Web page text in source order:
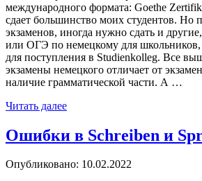
международного формата: Goethe
сдает большинство моих студентов. Но
экзаменов, иногда нужно сдать и
или ОГЭ по немецкому для
для поступления в Studienkolleg. Все
экзамены немецкого отличает от
наличие грамматической части. А …
Читать далее«Грамматика
тестовых
экзаменов»
Ошибки в Schreiben и
Опубликовано: 10.02.2022